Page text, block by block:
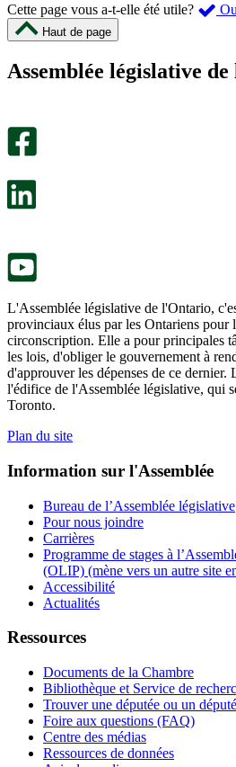
Cette page vous a-t-elle été utile?
Haut de page
Assemblée législative
L'Assemblée législative de l'Ontario,
provinciaux élus par les Ontariens pour
circonscription. Elle a pour principales
les lois, d'obliger le gouvernement à
d'approuver les dépenses de ce dernier.
l'édifice de l'Assemblée législative, qui
Toronto.
Plan du site
Information sur l'Assemblée
Bureau de l’Assemblée législative
Pour nous joindre
Carrières
Programme de stages à
(OLIP) (mène vers un autre site
Accessibilité
Actualités
Ressources
Documents de la Chambre
Bibliothèque et Service de
Trouver une députée ou un député
Foire aux questions (FAQ)
Centre des médias
Ressources de données